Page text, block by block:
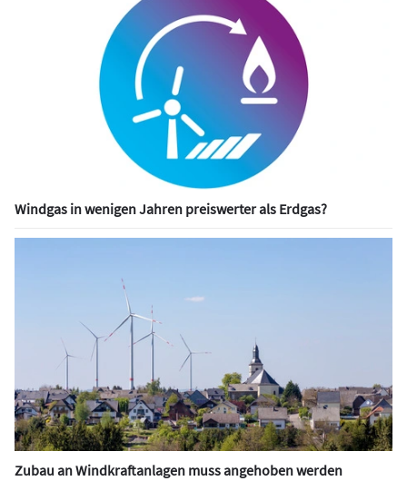
Windgas in wenigen Jahren preiswerter als Erdgas?
Zubau an Windkraftanlagen muss angehoben werden